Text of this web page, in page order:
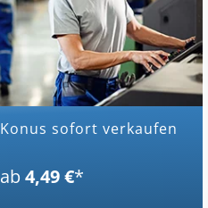
konus sofort verkaufen
ab 4,49 €*